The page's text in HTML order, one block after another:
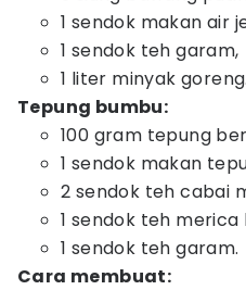
1 sendok makan air
1 sendok teh garam,
1 liter minyak goreng.
Tepung bumbu:
100 gram tepung
1 sendok makan
2 sendok teh cabai
1 sendok teh merica
1 sendok teh garam.
Cara membuat: